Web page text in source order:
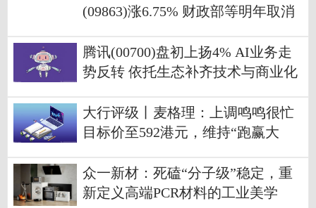
(09863)涨6.75% 财政部等明年取消
腾讯(00700)盘初上扬4% AI业务走
势反转 依托生态补齐技术与商业化
大行评级丨麦格理：上调鸣鸣很忙
目标价至592港元，维持“跑赢大
众一新材：死磕“分子级”稳定，重
新定义高端PCR材料的工业美学